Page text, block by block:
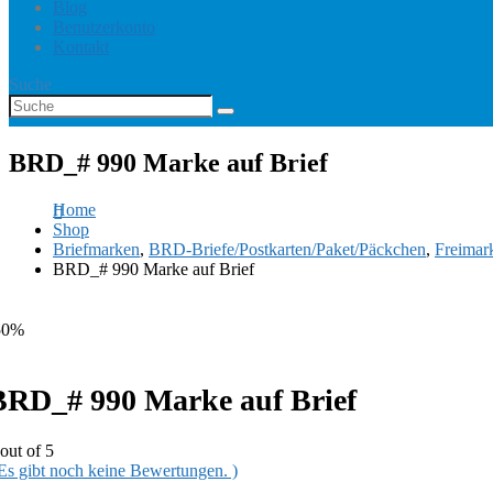
Blog
Benutzerkonto
Kontakt
Suche
BRD_# 990 Marke auf Brief
Home
Shop
Briefmarken, BRD-Briefe/Postkarten/Paket/Päckchen,
BRD_# 990 Marke auf Brief
990 Marke auf Brief
of 5
gibt noch keine Bewertungen. )